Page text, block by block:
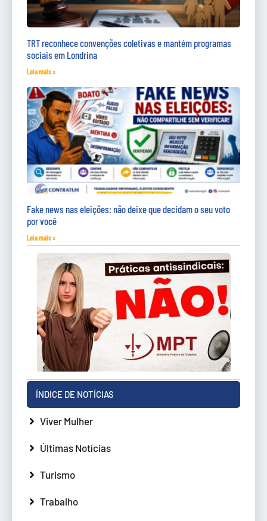
TRT reconhece convenções coletivas e mantém programas
sociais em Londrina
Leia mais »
Fake news nas eleições: não deixe que decidam o seu voto
por você
Leia mais »
ÍNDICE DE NOTÍCIAS
Viver Mulher
Últimas Notícias
Turismo
Trabalho